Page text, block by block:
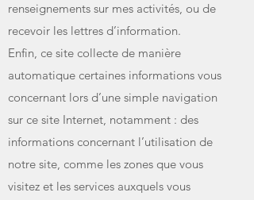
renseignements sur mes activités, ou de
recevoir les lettres d’information.
Enfin, ce site collecte de manière
automatique certaines informations vous
concernant lors d’une simple navigation
sur ce site Internet, notamment : des
informations concernant l’utilisation de
notre site, comme les zones que vous
visitez et les services auxquels vous